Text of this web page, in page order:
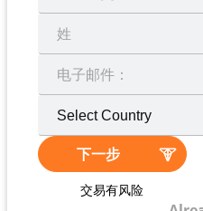
下一步
交易有风险